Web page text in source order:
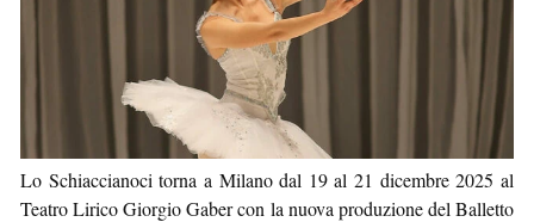
Lo Schiaccianoci torna a Milano dal 19 al 21 dicembre 2025 al
Teatro Lirico Giorgio Gaber con la nuova produzione del Balletto